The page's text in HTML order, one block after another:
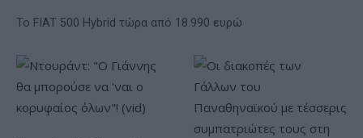
Το FIAT 500 Hybrid τώρα από 18.990 ευρώ